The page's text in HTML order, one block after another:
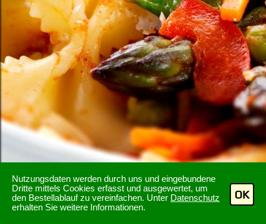
Nutzungsdaten werden durch uns und eingebundene
Dritte mittels Cookies erfasst und ausgewertet, um
den Bestellablauf zu vereinfachen. Unter Datenschutz
erhalten Sie weitere Informationen.
OK